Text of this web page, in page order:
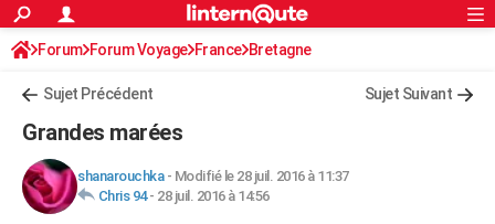
ACTUALITÉS
Politique
Société
Faits Divers
Education
Monde
Villes
+
FINANCE
Retraite
Impôts
Epargne
Immobilier
Risques naturels par ville
Banque
Assurance
Crédit
AUTO
S'inscrire
Connexion
Forum Forum Voyage France Bretagne
Sujet Précédent Sujet Suivant
Grandes marées
shanarouchka- Modifié le 28 juil. 2016 à 11:37
Chris 94- 28 juil. 2016 à 14:56